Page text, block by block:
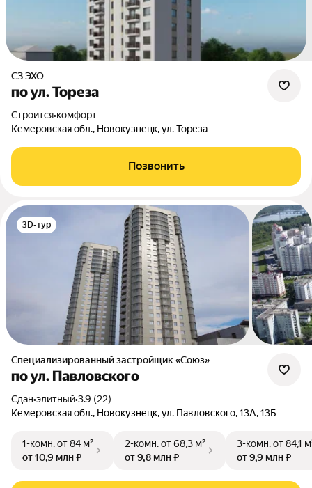
СЗ ЭХО
по ул. Тореза
Строится•комфорт
Кемеровская обл., Новокузнецк, ул. Тореза
Позвонить
3D-тур
Специализированный застройщик «Союз»
по ул. Павловского
Сдан•элитный•3.9 (22)
Кемеровская обл., Новокузнецк, ул. Павловского, 13А, 13Б
1-комн.от 84 м²
от 10,9 млн ₽
2-комн.от 68,3 м²
от 9,8 млн ₽
3-комн.от 84,1
от 9,9 млн ₽